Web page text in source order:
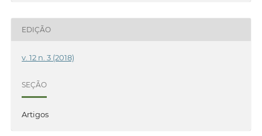
EDIÇÃO
v. 12 n. 3 (2018)
SEÇÃO
Artigos